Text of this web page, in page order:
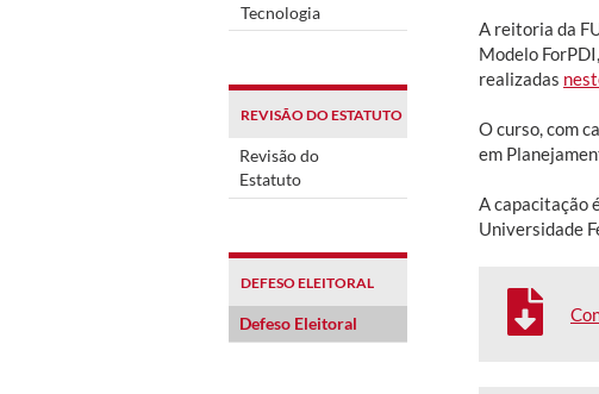
Tecnologia
REVISÃO DO ESTATUTO
Revisão do
Estatuto
DEFESO ELEITORAL
Defeso Eleitoral
A reitoria da
Modelo
realizadas
O curso, com
em
A capacitação
Universidade